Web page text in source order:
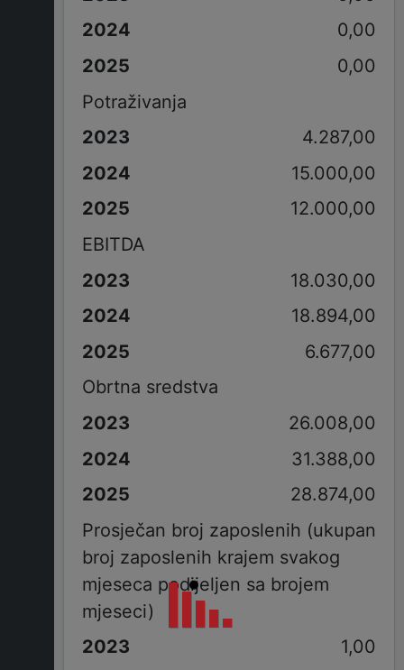
0,00
0,00
Potraživanja
4.287,00
15.000,00
12.000,00
EBITDA
18.030,00
18.894,00
6.677,00
Obrtna sredstva
26.008,00
31.388,00
28.874,00
Prosječan broj zaposlenih (ukupan
broj zaposlenih krajem svakog
mjeseca podijeljen sa brojem
mjeseci)
1,00